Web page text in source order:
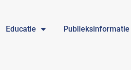
Educatie Publieksinformatie